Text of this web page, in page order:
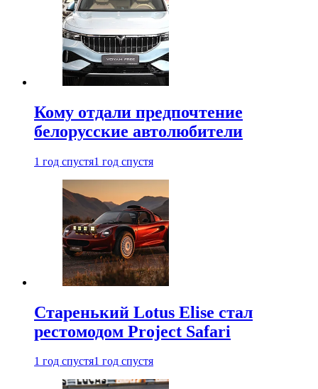
Кому отдали предпочтение
белорусские автолюбители
1 год спустя1 год спустя
Старенький Lotus Elise стал
рестомодом Project Safari
1 год спустя1 год спустя